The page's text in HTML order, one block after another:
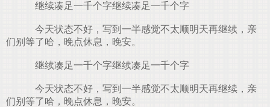
继续凑足一千个字继续凑足一千个字
今天状态不好，写到一半感觉不太顺明天再继续，亲
们别等了哈，晚点休息，晚安。
继续凑足一千个字继续凑足一千个字
今天状态不好，写到一半感觉不太顺明天再继续，亲
们别等了哈，晚点休息，晚安。